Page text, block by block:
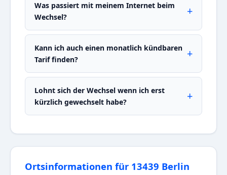
Was passiert mit meinem Internet beim
Wechsel?
Kann ich auch einen monatlich kündbaren
Tarif finden?
Lohnt sich der Wechsel wenn ich erst
kürzlich gewechselt habe?
Ortsinformationen für 13439 Berlin